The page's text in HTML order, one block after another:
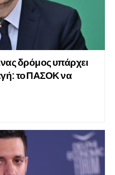
δρόμος υπάρχει
το ΠΑΣΟΚ να